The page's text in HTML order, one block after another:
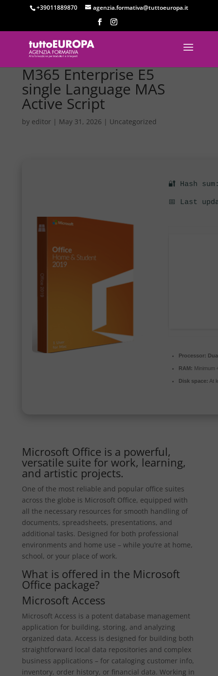
+39011889870 agenzia.formativa@tuttoeuropa.it
M365 Enterprise E5
single Language MAS
Active Script
by editor | May 31, 2026 | Uncategorized
🔐 Hash
📅 Last
Processor:
RAM: Minimum
Disk space: At
Microsoft Office is a powerful,
versatile suite for work, learning,
and artistic projects.
One of the most reliable and popular office suites
across the globe is Microsoft Office, equipped with
all the necessary resources for smooth handling of
documents, spreadsheets, presentations, and
additional tasks. Designed for both professional
environments and home use – while you’re at home,
school, or your place of work.
What is offered in the Microsoft
Office package?
Microsoft Access
Microsoft Access is a potent database management
application for building, storing, and analyzing
organized data. Access is designed for building both
straightforward local data repositories and complex
business applications – for cataloging customer info,
inventory, order history, or financial data. Working in